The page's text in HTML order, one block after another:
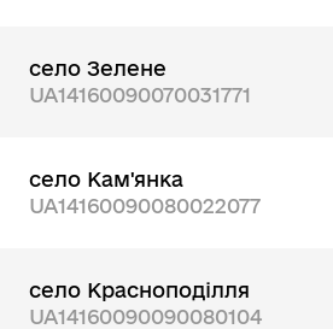
село Зелене
UA14160090070031771
село Кам'янка
UA14160090080022077
село Красноподілля
UA14160090090080104